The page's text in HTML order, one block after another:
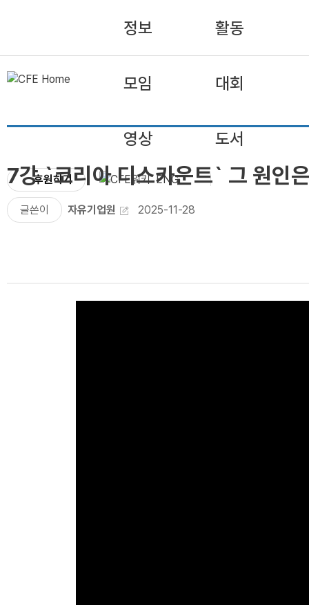
정보 활동
모임 대회
영상 도서
후원하기 ENG
7강 `코리아 디스카운트` 그 원인
글쓴이 자유기업원 2025-11-28